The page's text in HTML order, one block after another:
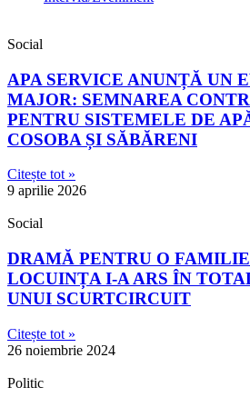
Social
APA SERVICE ANUNȚĂ UN
MAJOR: SEMNAREA
PENTRU SISTEMELE DE
COSOBA ȘI SĂBĂRENI
Citește tot »
9 aprilie 2026
Social
DRAMĂ PENTRU O
LOCUINȚA I-A ARS ÎN
UNUI SCURTCIRCUIT
Citește tot »
26 noiembrie 2024
Politic